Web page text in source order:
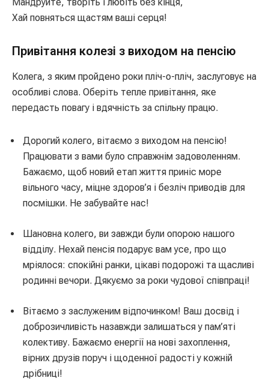
Мандруйте, творіть і любіть без кінця,
Хай повняться щастям ваші серця!
Привітання колезі з виходом на пенсію
Колега, з яким пройдено роки пліч-о-пліч, заслуговує на
особливі слова. Оберіть тепле привітання, яке
передасть повагу і вдячність за спільну працю.
Дорогий колего, вітаємо з виходом на пенсію!
Працювати з вами було справжнім задоволенням.
Бажаємо, щоб новий етап життя приніс море
вільного часу, міцне здоров’я і безліч приводів для
посмішки. Не забувайте нас!
Шановна колего, ви завжди були опорою нашого
відділу. Нехай пенсія подарує вам усе, про що
мріялося: спокійні ранки, цікаві подорожі та щасливі
родинні вечори. Дякуємо за роки чудової співпраці!
Вітаємо з заслуженим відпочинком! Ваш досвід і
доброзичливість назавжди залишаться у пам’яті
колективу. Бажаємо енергії на нові захоплення,
вірних друзів поруч і щоденної радості у кожній
дрібниці!